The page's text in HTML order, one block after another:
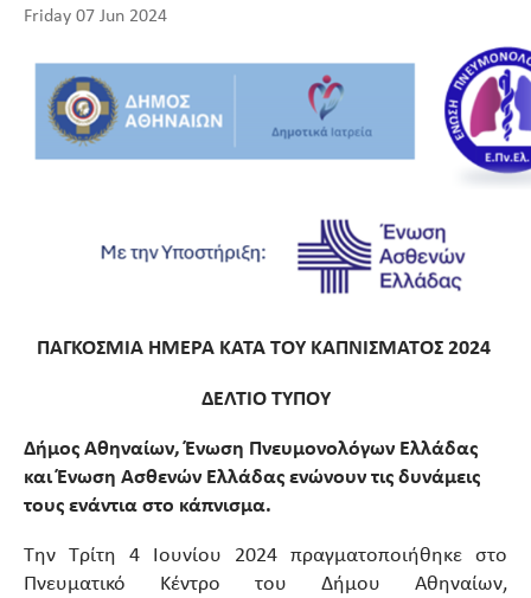
Friday 07 Jun 2024
ΠΑΓΚΟΣΜΙΑ ΗΜΕΡΑ ΚΑΤΑ ΤΟΥ ΚΑΠΝΙΣΜΑΤΟΣ 2024
ΔΕΛΤΙΟ ΤΥΠΟΥ
Δήμος Αθηναίων, Ένωση Πνευμονολόγων Ελλάδας
και Ένωση Ασθενών Ελλάδας ενώνουν τις δυνάμεις
τους ενάντια στο κάπνισμα.
Την Τρίτη 4 Ιουνίου 2024 πραγματοποιήθηκε στο
Πνευματικό Κέντρο του Δήμου Αθηναίων,